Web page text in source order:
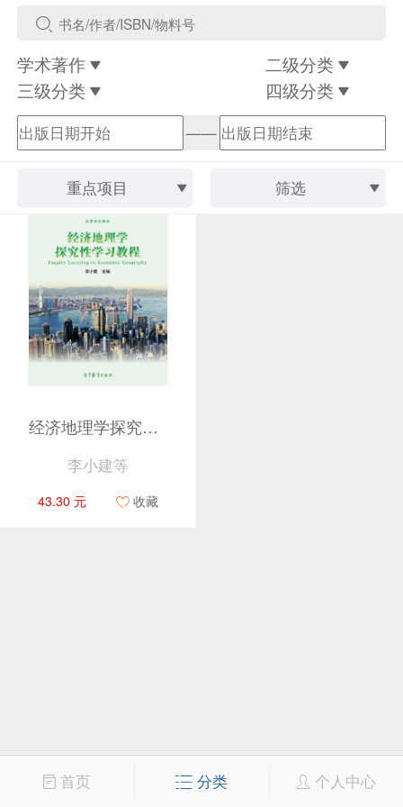
学术著作
二级分类
三级分类
四级分类
——
重点项目 筛选
经济地理学探究性学习教程
李小建等
43.30 元 收藏
首页 分类 个人中心